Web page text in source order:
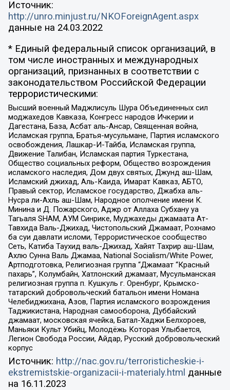
Источник:
http://unro.minjust.ru/NKOForeignAgent.aspx
данные на 24.03.2022
* Единый федеральный список организаций, в
том числе иностранных и международных
организаций, признанных в соответствии с
законодательством Российской Федерации
террористическими:
Высший военный Маджлисуль Шура Объединенных сил
моджахедов Кавказа, Конгресс народов Ичкерии и
Дагестана, База, Асбат аль-Ансар, Священная война,
Исламская группа, Братья-мусульмане, Партия исламского
освобождения, Лашкар-И-Тайба, Исламская группа,
Движение Талибан, Исламская партия Туркестана,
Общество социальных реформ, Общество возрождения
исламского наследия, Дом двух святых, Джунд аш-Шам,
Исламский джихад, Аль-Каида, Имарат Кавказ, АБТО,
Правый сектор, Исламское государство, Джабха аль-
Нусра ли-Ахль аш-Шам, Народное ополчение имени К.
Минина и Д. Пожарского, Аджр от Аллаха Субхану уа
Тагьаля SHAM, АУМ Синрике, Муджахеды джамаата Ат-
Тавхида Валь-Джихад, Чистопольский Джамаат, Рохнамо
ба суи давлати исломи, Террористическое сообщество
Сеть, Катиба Таухид валь-Джихад, Хайят Тахрир аш-Шам,
Ахлю Сунна Валь Джамаа, National Socialism/White Power,
Артподготовка, Религиозная группа “Джамаат “Красный
пахарь”, Колумбайн, Хатлонский джамаат, Мусульманская
религиозная группа п. Кушкуль г. Оренбург, Крымско-
татарский добровольческий батальон имени Номана
Челебиджихана, Азов, Партия исламского возрождения
Таджикистана, Народная самооборона, Дуббайский
джамаат, московская ячейка, Батал-Хаджи Белхороев,
Маньяки Культ Убийц, Молодёжь Которая Улыбается,
Легион Свобода России, Айдар, Русский добровольческий
корпус
Источник: http://nac.gov.ru/terroristicheskie-i-
ekstremistskie-organizacii-i-materialy.html данные
на 16.11.2023